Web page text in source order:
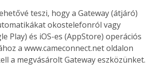
teszi, hogy a Gateway (átjáró)
okostelefonról vagy
Play) és iOS-es (AppStore) operációs
a www.cameconnect.net oldalon
a megvásárolt Gateway eszközünket.